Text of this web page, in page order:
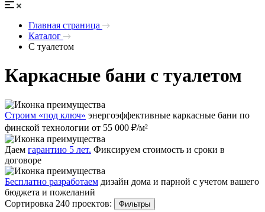
Главная страница
Каталог
С туалетом
Каркасные бани с туалетом
Строим «под ключ» энергоэффективные каркасные бани по
финской технологии от 55 000 ₽/м²
Даем гарантию 5 лет. Фиксируем стоимость и сроки в
договоре
Бесплатно разработаем дизайн дома и парной с учетом вашего
бюджета и пожеланий
Сортировка 240 проектов:
Фильтры